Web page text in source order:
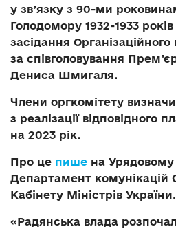
у зв’язку з 90-ми
Голодомору 1932-1933 років
засідання Організаційного
за співголовування
Дениса Шмигаля.
Члени оргкомітету
з реалізації відповідного
на 2023 рік.
Про це пише на Урядовому
Департамент комунікацій
Кабінету Міністрів України.
«Радянська влада